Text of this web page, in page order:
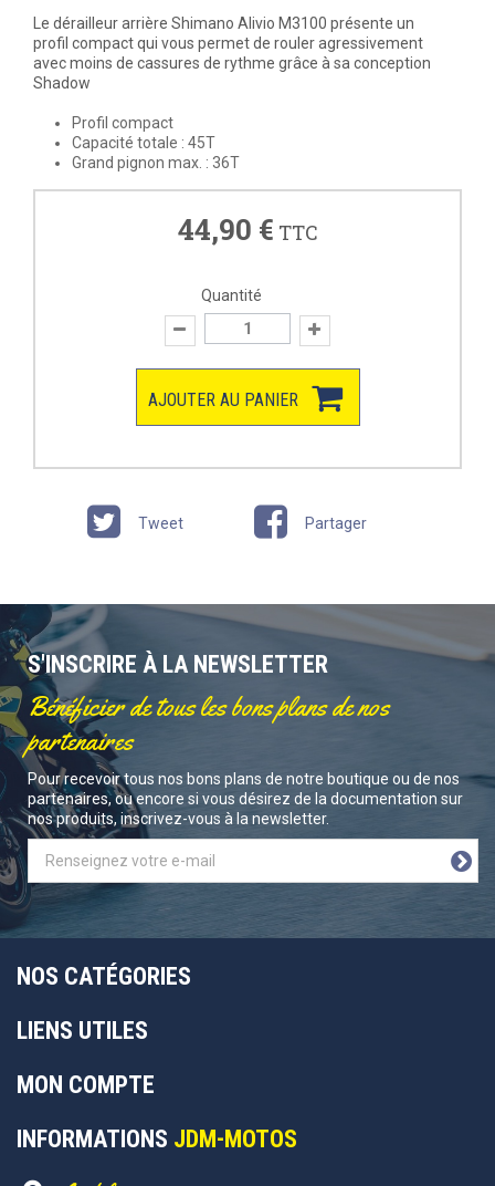
Le dérailleur arrière Shimano Alivio M3100 présente un
profil compact qui vous permet de rouler agressivement
avec moins de cassures de rythme grâce à sa conception
Shadow
Profil compact
Capacité totale : 45T
Grand pignon max. : 36T
44,90 € TTC
Quantité
AJOUTER AU PANIER
Tweet Partager
S'INSCRIRE À LA NEWSLETTER
Bénéficier de tous les bons plans de nos
partenaires
Pour recevoir tous nos bons plans de notre boutique ou de nos
partenaires, ou encore si vous désirez de la documentation sur
nos produits, inscrivez-vous à la newsletter.
NOS CATÉGORIES
LIENS UTILES
MON COMPTE
INFORMATIONS JDM-MOTOS